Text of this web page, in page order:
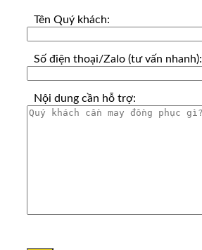
Tên Quý khách:
Số điện thoại/Zalo (tư vấn nhanh):
Nội dung cần hỗ trợ: